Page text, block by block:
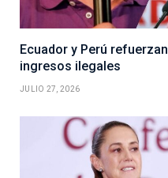
Ecuador y Perú
ingresos ilegales
JULIO 27, 2026